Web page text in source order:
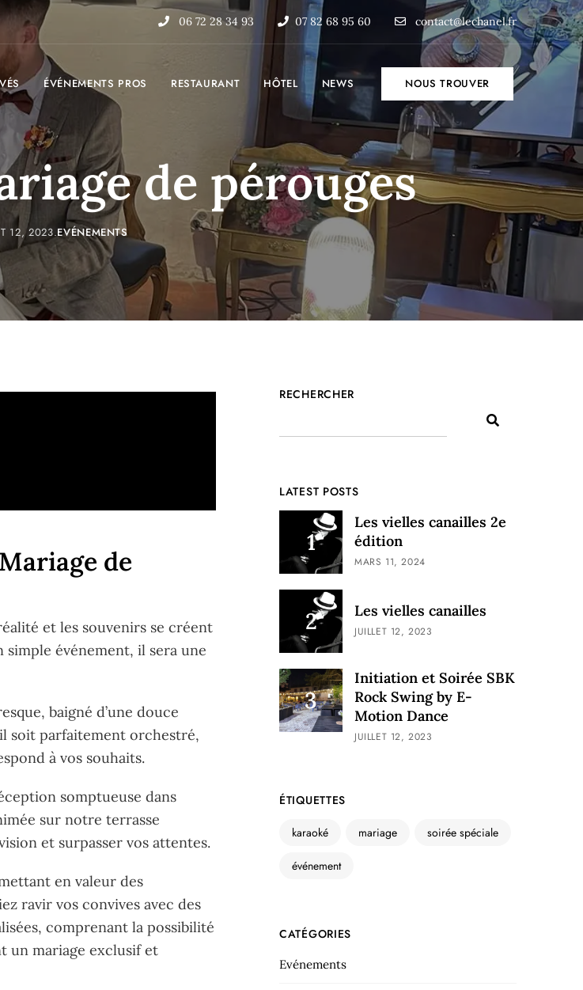
06 72 28 34 93 07 82 68 95 60 contact@lechanel.fr
ÉVÉNEMENTS PROS RESTAURANT HÔTEL NEWS NOUS TROUVER
de pérouges
12, 2023 EVÉNEMENTS
de
et les souvenirs se créent
simple événement, il sera une
baigné d’une douce
soit parfaitement orchestré,
à vos souhaits.
somptueuse dans
sur notre terrasse
et surpasser vos attentes.
en valeur des
ravir vos convives avec des
comprenant la possibilité
un mariage exclusif et
RECHERCHER
LATEST POSTS
Les vielles canailles 2e
édition
MARS 11, 2024
Les vielles canailles
JUILLET 12, 2023
Initiation et Soirée SBK
Rock Swing by E-
Motion Dance
JUILLET 12, 2023
ÉTIQUETTES
karaoké mariage soirée spéciale
événement
CATÉGORIES
Evénements